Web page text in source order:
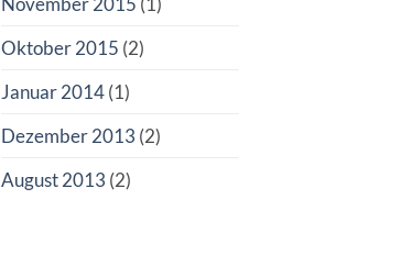
Oktober 2015 (2)
Januar 2014(1)
Dezember 2013 (2)
August 2013 (2)